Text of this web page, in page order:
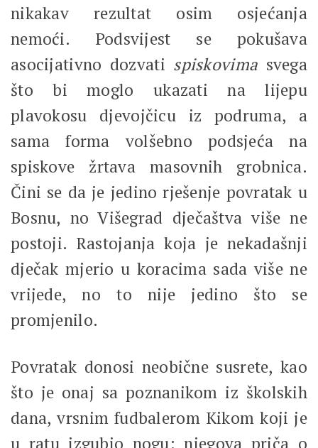
nikakav rezultat osim osjećanja
nemoći. Podsvijest se pokušava
asocijativno dozvati spiskovima svega
što bi moglo ukazati na lijepu
plavokosu djevojčicu iz podruma, a
sama forma volšebno podsjeća na
spiskove žrtava masovnih grobnica.
Čini se da je jedino rješenje povratak u
Bosnu, no Višegrad dječaštva više ne
postoji. Rastojanja koja je nekadašnji
dječak mjerio u koracima sada više ne
vrijede, no to nije jedino što se
promjenilo.
Povratak donosi neobične susrete, kao
što je onaj sa poznanikom iz školskih
dana, vrsnim fudbalerom Kikom koji je
u ratu izgubio nogu: njegova priča o